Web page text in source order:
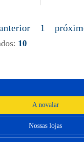
1
10
A novalar
Nossas lojas